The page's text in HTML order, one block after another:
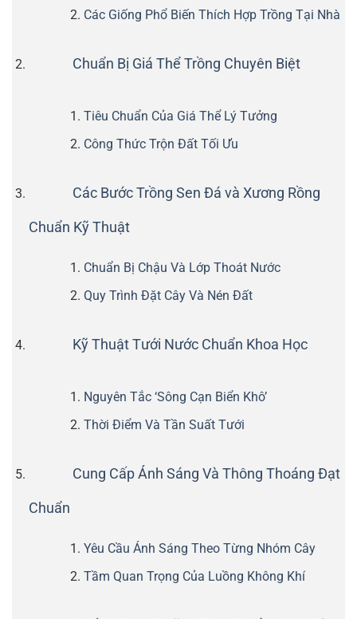
Các Giống Phổ Biến Thích Hợp Trồng Tại Nhà
Chuẩn Bị Giá Thể Trồng Chuyên Biệt
Tiêu Chuẩn Của Giá Thể Lý Tưởng
Công Thức Trộn Đất Tối Ưu
Các Bước Trồng Sen Đá và Xương Rồng
Chuẩn Kỹ Thuật
Chuẩn Bị Chậu Và Lớp Thoát Nước
Quy Trình Đặt Cây Và Nén Đất
Kỹ Thuật Tưới Nước Chuẩn Khoa Học
Nguyên Tắc ‘Sông Cạn Biển Khô’
Thời Điểm Và Tần Suất Tưới
Cung Cấp Ánh Sáng Và Thông Thoáng Đạt
Chuẩn
Yêu Cầu Ánh Sáng Theo Từng Nhóm Cây
Tầm Quan Trọng Của Luồng Không Khí